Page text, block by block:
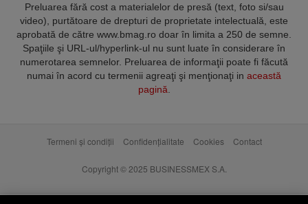
Preluarea fără cost a materialelor de presă (text, foto si/sau
video), purtătoare de drepturi de proprietate intelectuală, este
aprobată de către www.bmag.ro doar în limita a 250 de semne.
Spaţiile şi URL-ul/hyperlink-ul nu sunt luate în considerare în
numerotarea semnelor. Preluarea de informaţii poate fi făcută
numai în acord cu termenii agreaţi şi menţionaţi in această
pagină
Termeni și condiții Confidențialitate Cookies Contact
Copyright © 2025 BUSINESSMEX S.A.